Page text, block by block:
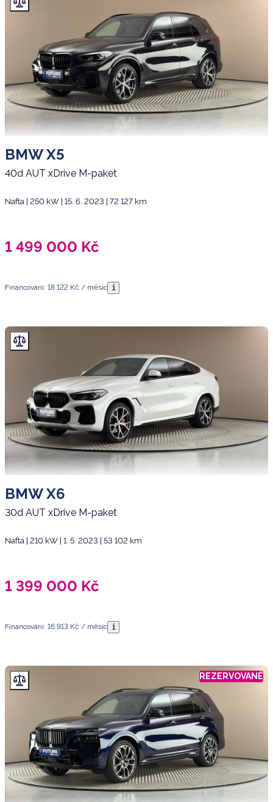
BMW X5
40d AUT xDrive M-paket
Nafta | 250 kW | 15. 6. 2023 | 72 127 km
1 499 000 Kč
Financování: 18 122 Kč / měsíc i
BMW X6
30d AUT xDrive M-paket
Nafta | 210 kW | 1. 5. 2023 | 53 102 km
1 399 000 Kč
Financování: 16 913 Kč / měsíc i
REZERVOVANÉ